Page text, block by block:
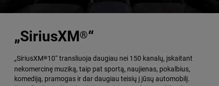
„SiriusXM®“
„SiriusXM®10“ transliuoja daugiau nei 150 kanalų, įskaitant
nekomercinę muziką, taip pat sportą, naujienas, pokalbius,
komediją, pramogas ir dar daugiau teisių į jūsų automobilį.